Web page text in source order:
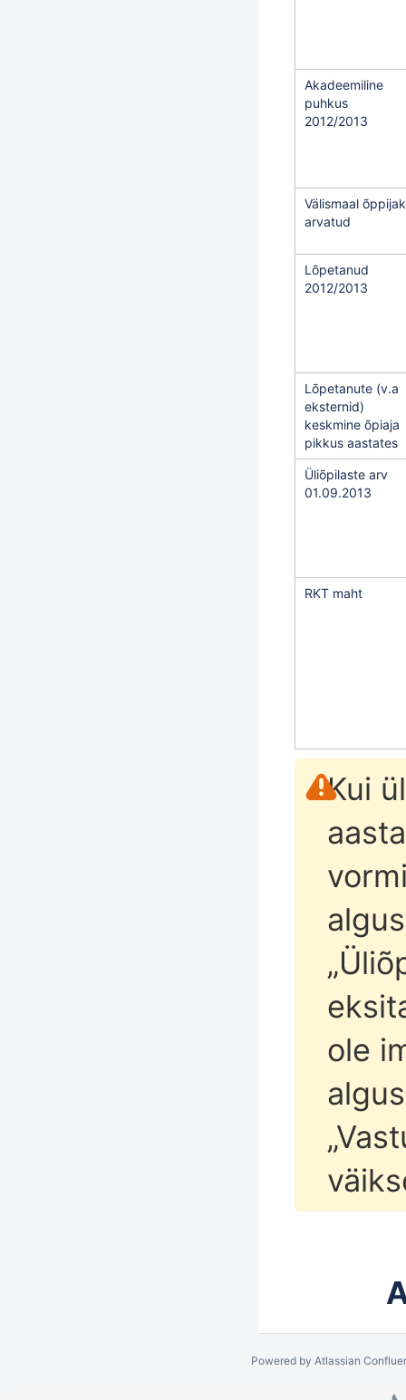
Akadeemiline
puhkus
2012/2013
Välismaal
arvatud
Lõpetanud
2012/2013
Lõpetanute (v.a
eksternid)
keskmine õpiaja
pikkus aastates
Üliõpilaste arv
01.09.2013
RKT maht
Kui
ole
Powered by Atlassian